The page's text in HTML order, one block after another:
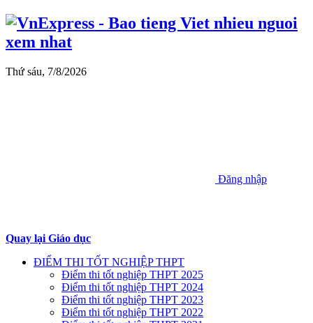
Thứ sáu, 7/8/2026
Đăng nhập
Quay lại Giáo dục
ĐIỂM THI TỐT NGHIỆP THPT
Điểm thi tốt nghiệp THPT 2025
Điểm thi tốt nghiệp THPT 2024
Điểm thi tốt nghiệp THPT 2023
Điểm thi tốt nghiệp THPT 2022